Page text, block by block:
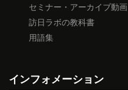
セミナー・アーカイブ動画
訪日ラボの教科書
用語集
インフォメーション